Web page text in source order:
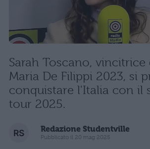
Sarah Toscano,
Maria De Filippi 2023, si
conquistare l'Italia con il
tour 2025.
Redazione Studentville
Pubblicato il 20 mag 2025